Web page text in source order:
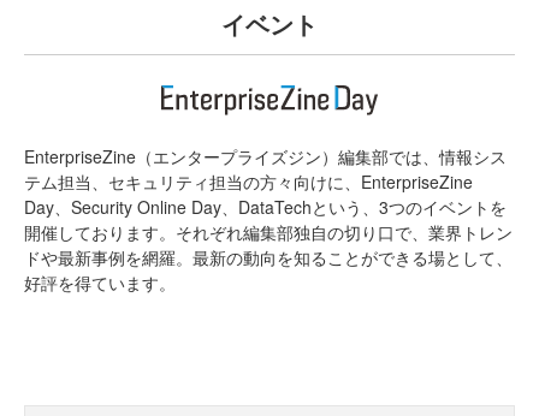
イベント
EnterpriseZine（エンタープライズジン）編集部では、情報シス
テム担当、セキュリティ担当の方々向けに、EnterpriseZine
Day、Security Online Day、DataTechという、3つのイベントを
開催しております。それぞれ編集部独自の切り口で、業界トレン
ドや最新事例を網羅。最新の動向を知ることができる場として、
好評を得ています。